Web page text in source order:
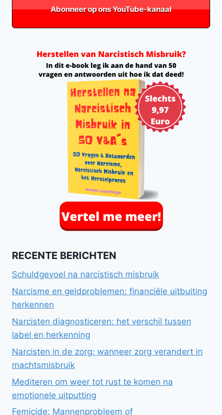
Abonneer op ons YouTube-kanaal
RECENTE BERICHTEN
Schuldgevoel na narcistisch misbruik
Narcisme en geldproblemen: financiële uitbuiting
herkennen
Narcisten diagnosticeren: het verschil tussen
label en herkenning
Narcisten in de zorg: wanneer zorg verandert in
machtsmisbruik
Mediteren om weer tot rust te komen na
emotionele uitputting
Femicide: Mannenprobleem of